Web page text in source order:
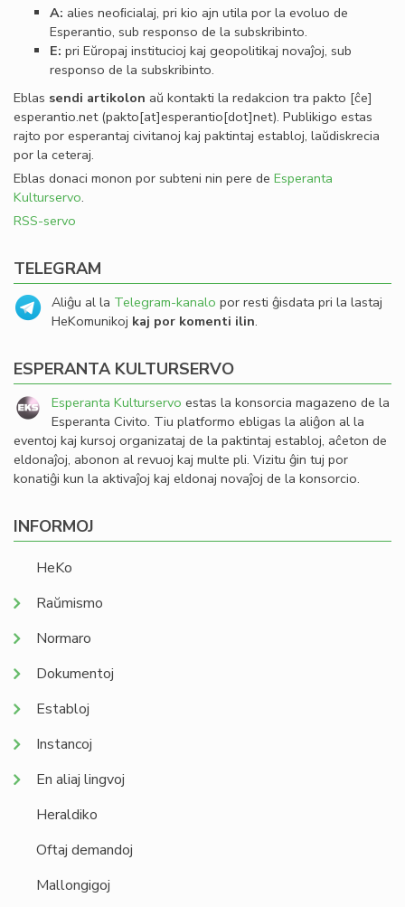
A: alies neoﬁcialaj, pri kio ajn utila por la evoluo de
Esperantio, sub responso de la subskribinto.
E: pri Eŭropaj institucioj kaj geopolitikaj novaĵoj, sub
responso de la subskribinto.
Eblas sendi artikolon aŭ kontakti la redakcion tra pakto [ĉe]
esperantio.net(pakto[at]esperantio[dot]net). Publikigo estas
rajto por esperantaj civitanoj kaj paktintaj establoj, laŭdiskrecia
por la ceteraj.
Eblas donaci monon por subteni nin pere de Esperanta
Kulturservo.
RSS-servo
TELEGRAM
Aliĝu al la Telegram-kanalo por resti ĝisdata pri la lastaj
HeKomunikoj kaj por komenti ilin.
ESPERANTA KULTURSERVO
Esperanta Kulturservo estas la konsorcia magazeno de la
Esperanta Civito. Tiu platformo ebligas la aliĝon al la
eventoj kaj kursoj organizataj de la paktintaj establoj, aĉeton de
eldonaĵoj, abonon al revuoj kaj multe pli. Vizitu ĝin tuj por
konatiĝi kun la aktivaĵoj kaj eldonaj novaĵoj de la konsorcio.
INFORMOJ
HeKo
Raŭmismo
Normaro
Dokumentoj
Establoj
Instancoj
En aliaj lingvoj
Heraldiko
Oftaj demandoj
Mallongigoj